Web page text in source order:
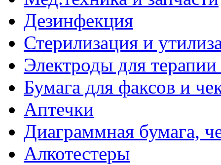
Дезинфекция
Стерилизация и
Электроды для
Бумага для факсов и
Аптечки
Диаграммная бумага,
Алкотестеры